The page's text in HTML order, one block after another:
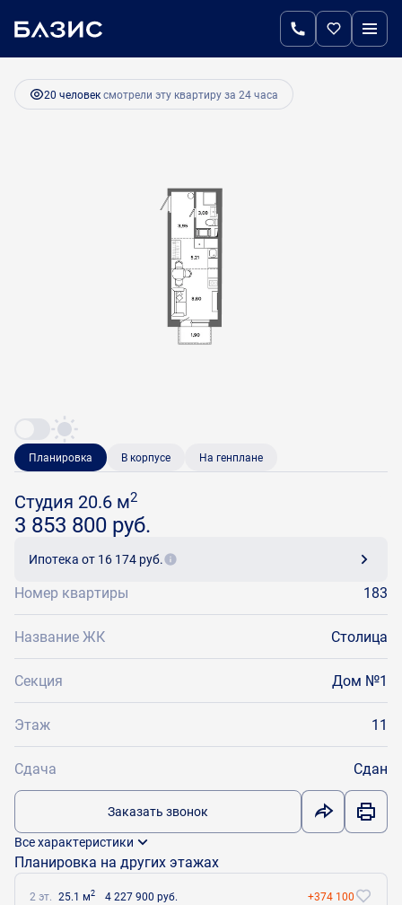
Студия20.6 м 3 853 800 руб.
Ипотекаот 16 174 руб.
20 человексмотрели эту квартиру за 24 часа
Планировка В корпусе На генплане
Студия 20.6 м2
3 853 800 руб.
Ипотека от 16 174 руб.
Номер квартиры 183
Название ЖК Столица
Секция Дом №1
Этаж 11
Сдача Сдан
Заказать звонок
Все характеристики
Планировка на других этажах
2 эт. 25.1 м2 4 227 900 руб. +374 100